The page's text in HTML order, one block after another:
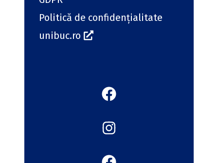
Politică de confidențialitate
unibuc.ro